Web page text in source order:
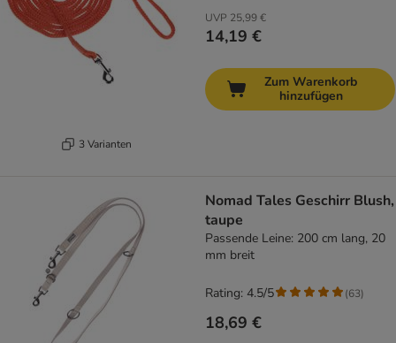
3 Varianten
UVP 25,99 €
14,19 €
Zum Warenkorb
hinzufügen
Nomad Tales Geschirr Blush,
taupe
Passende Leine: 200 cm lang, 20
mm breit
18,69 €
Rating: 4.5/5 (63)